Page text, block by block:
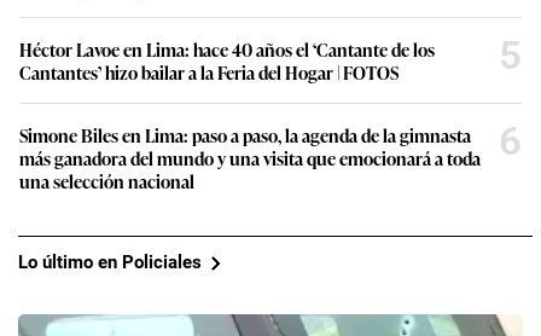
Héctor Lavoe en Lima: hace 40 años el ‘Cantante de los
Cantantes’ hizo bailar a la Feria del Hogar | FOTOS
5
Simone Biles en Lima: paso a paso, la agenda de la gimnasta
más ganadora del mundo y una visita que emocionará a toda
una selección nacional
6
Lo último en Policiales